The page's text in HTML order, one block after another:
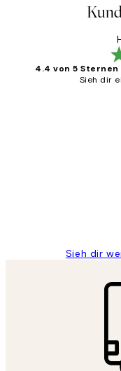
4.4 von 5 Sternen
Sieh dir
Sieh dir